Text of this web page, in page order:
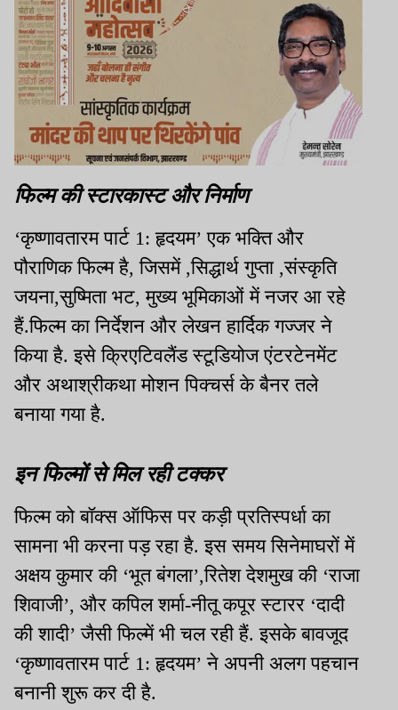
फिल्म की स्टारकास्ट और निर्माण
‘कृष्णावतारम पार्ट 1: हृदयम’ एक भक्ति और
पौराणिक फिल्म है, जिसमें ,सिद्धार्थ गुप्ता ,संस्कृति
जयना,सुष्मिता भट, मुख्य भूमिकाओं में नजर आ रहे
हैं.फिल्म का निर्देशन और लेखन हार्दिक गज्जर ने
किया है. इसे क्रिएटिवलैंड स्टूडियोज एंटरटेनमेंट
और अथाश्रीकथा मोशन पिक्चर्स के बैनर तले
बनाया गया है.
इन फिल्मों से मिल रही टक्कर
फिल्म को बॉक्स ऑफिस पर कड़ी प्रतिस्पर्धा का
सामना भी करना पड़ रहा है. इस समय सिनेमाघरों में
अक्षय कुमार की ‘भूत बंगला’,रितेश देशमुख की ‘राजा
शिवाजी’, और कपिल शर्मा-नीतू कपूर स्टारर ‘दादी
की शादी’ जैसी फिल्में भी चल रही हैं. इसके बावजूद
‘कृष्णावतारम पार्ट 1: हृदयम’ ने अपनी अलग पहचान
बनानी शुरू कर दी है.